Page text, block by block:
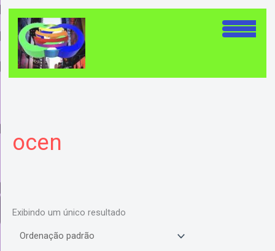
Ir
o
conteúdo
ocen
Exibindo um único resultado